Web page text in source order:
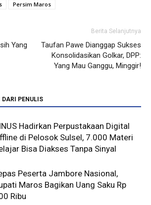
Persim Maros
Yang
Berita Selanjutnya
Taufan Pawe Dianggap Sukses
Konsolidasikan Golkar, DPP:
Yang Mau Ganggu, Minggir!
DARI PENULIS
Hadirkan Perpustakaan Digital
di Pelosok Sulsel, 7.000 Materi
Bisa Diakses Tanpa Sinyal
Peserta Jambore Nasional,
Maros Bagikan Uang Saku Rp
Ribu